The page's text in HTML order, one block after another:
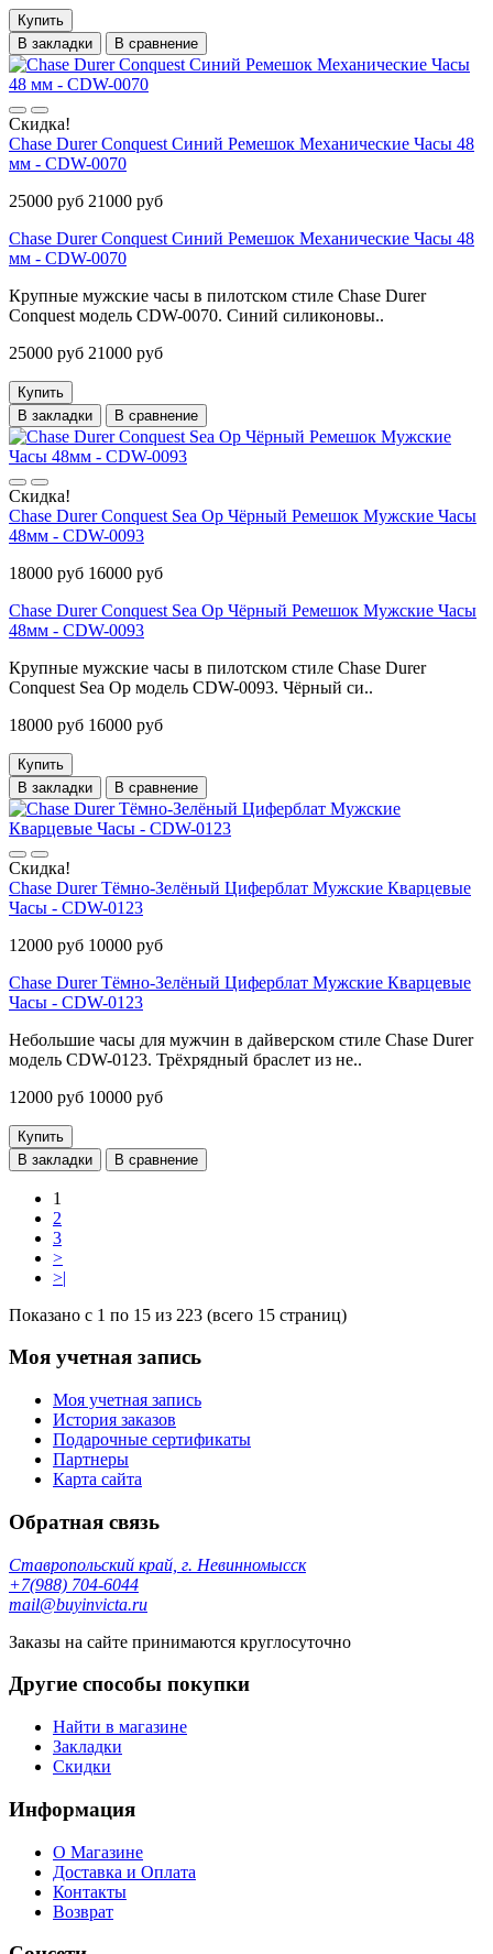
Купить
В закладки
В сравнение
Скидка!
Chase Durer Conquest Синий Ремешок Механические Часы 48
мм - CDW-0070
25000 руб 21000 руб
Chase Durer Conquest Синий Ремешок Механические Часы 48
мм - CDW-0070
Крупные мужские часы в пилотском стиле Chase Durer
Conquest модель CDW-0070. Синий силиконовы..
25000 руб 21000 руб
Купить
В закладки
В сравнение
Скидка!
Chase Durer Conquest Sea Op Чёрный Ремешок Мужские Часы
48мм - CDW-0093
18000 руб 16000 руб
Chase Durer Conquest Sea Op Чёрный Ремешок Мужские Часы
48мм - CDW-0093
Крупные мужские часы в пилотском стиле Chase Durer
Conquest Sea Op модель CDW-0093. Чёрный си..
18000 руб 16000 руб
Купить
В закладки
В сравнение
Скидка!
Chase Durer Тёмно-Зелёный Циферблат Мужские Кварцевые
Часы - CDW-0123
12000 руб 10000 руб
Chase Durer Тёмно-Зелёный Циферблат Мужские Кварцевые
Часы - CDW-0123
Небольшие часы для мужчин в дайверском стиле Chase Durer
модель CDW-0123. Трёхрядный браслет из не..
12000 руб 10000 руб
Купить
В закладки
В сравнение
1
2
3
>
>|
Показано с 1 по 15 из 223 (всего 15 страниц)
Моя учетная запись
Моя учетная запись
История заказов
Подарочные сертификаты
Партнеры
Карта сайта
Обратная связь
Ставропольский край, г. Невинномысск
+7(988) 704-6044
mail@buyinvicta.ru
Заказы на сайте принимаются круглосуточно
Другие способы покупки
Найти в магазине
Закладки
Скидки
Информация
О Магазине
Доставка и Оплата
Контакты
Возврат